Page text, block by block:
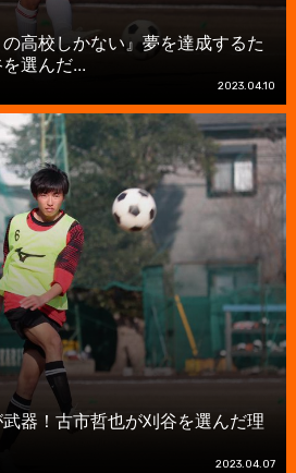
の高校しかない』夢を達成するた
選んだ...
2023.04.10
武器！古市哲也が刈谷を選んだ理
2023.04.07